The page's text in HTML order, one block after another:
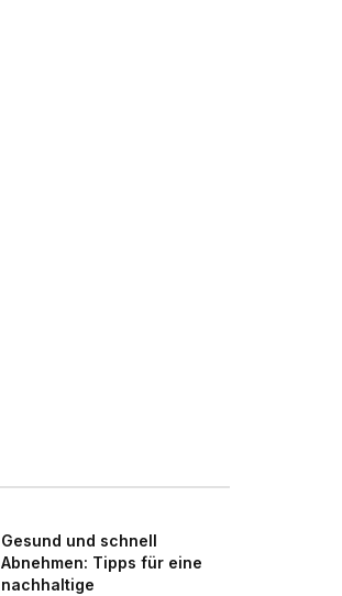
Gesund und schnell
Abnehmen: Tipps für eine
nachhaltige